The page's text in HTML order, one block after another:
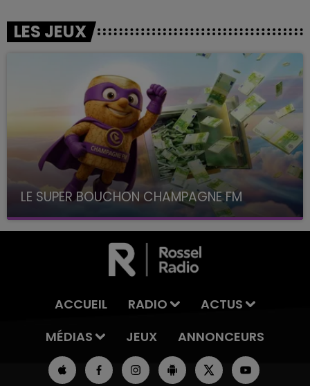
LES JEUX
LE SUPER BOUCHON CHAMPAGNE FM
avec La Famille Champagne FM, à 8H10
ACCUEIL RADIO
ACTUS
MÉDIAS
JEUX ANNONCEURS